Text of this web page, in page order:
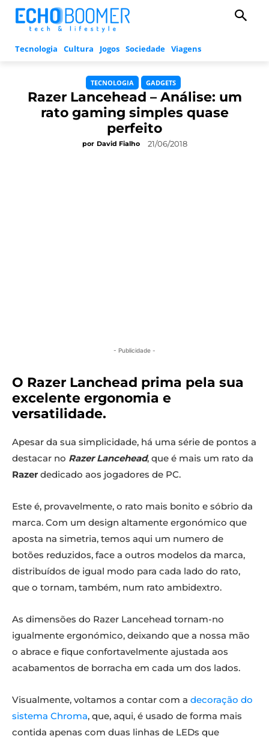
Tecnologia Cultura Jogos Sociedade Viagens
TECNOLOGIA GADGETS
Razer Lancehead – Análise: um
rato gaming simples quase
perfeito
por David Fialho 21/06/2018
- Publicidade -
O Razer Lanchead prima pela sua
excelente ergonomia e
versatilidade.
Apesar da sua simplicidade, há uma série de pontos a
destacar no Razer Lancehead, que é mais um rato da
Razer dedicado aos jogadores de PC.
Este é, provavelmente, o rato mais bonito e sóbrio da
marca. Com um design altamente ergonómico que
aposta na simetria, temos aqui um numero de
botões reduzidos, face a outros modelos da marca,
distribuídos de igual modo para cada lado do rato,
que o tornam, também, num rato ambidextro.
As dimensões do Razer Lancehead tornam-no
igualmente ergonómico, deixando que a nossa mão
o abrace e fique confortavelmente ajustada aos
acabamentos de borracha em cada um dos lados.
Visualmente, voltamos a contar com a decoração do
sistema Chroma, que, aqui, é usado de forma mais
contida apenas com duas linhas de LEDs que